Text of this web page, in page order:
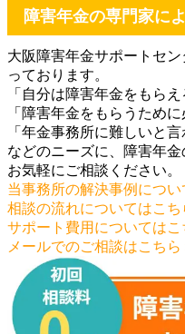
障害年金の専門家に
大阪障害年金サポートセ
っております。
「自分は障害年金をもらえ
「障害年金をもらうために
「年金事務所に難しいと
などのニーズに、障害年金
お気軽にご相談ください。
当事務所の解決事例につい
相談の流れについてはこち
サポート費用についてはこ
メールでのご相談はこちら